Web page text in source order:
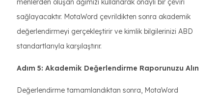
menlerden oluşan ağımızı kullanarak onaylı bir çeviri
sağlayacaktır. MotaWord çevrildikten sonra akademik
değerlendirmeyi gerçekleştirir ve kimlik bilgilerinizi ABD
standartlarıyla karşılaştırır.
Adım 5: Akademik Değerlendirme Raporunuzu Alın
Değerlendirme tamamlandıktan sonra, MotaWord